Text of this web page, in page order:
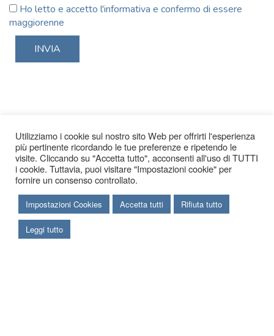
Ho letto e accetto l'informativa e confermo di essere
maggiorenne
Utilizziamo i cookie sul nostro sito Web per offrirti l'esperienza
più pertinente ricordando le tue preferenze e ripetendo le
visite. Cliccando su "Accetta tutto", acconsenti all'uso di TUTTI
i cookie. Tuttavia, puoi visitare "Impostazioni cookie" per
fornire un consenso controllato.
Impostazioni Cookies Accetta tutti Rifiuta tutto
Leggi tutto